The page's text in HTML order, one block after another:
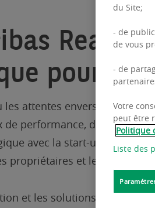
Real
pour
les attentes envers les
de performance, de
avec la start-up Willow
propriétaires et les
et les solutions répondant
du Site;
- de
de vous
- de
Votre
peut être
Politique
Liste des